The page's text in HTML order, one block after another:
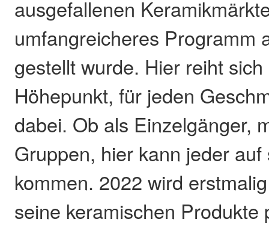
ausgefallenen
umfangreicheres Programm
gestellt wurde. Hier reiht
Höhepunkt, für jeden
dabei. Ob als Einzelgänger,
Gruppen, hier kann jeder
kommen. 2022 wird
seine keramischen Produkte